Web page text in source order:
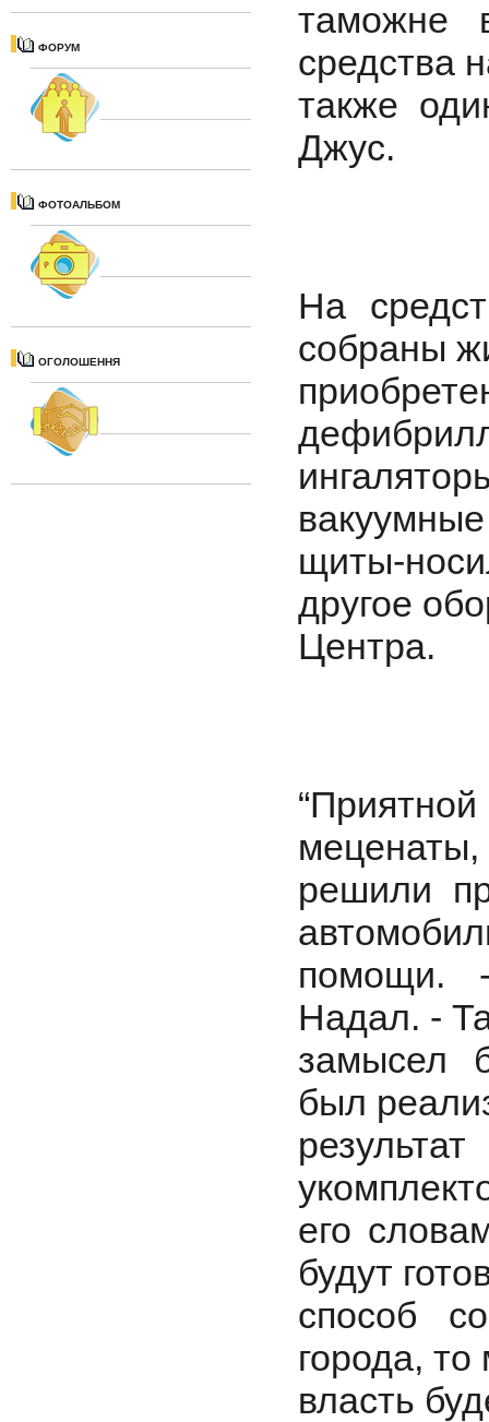
ФОРУМ
ФОТОАЛЬБОМ
ОГОЛОШЕННЯ
таможне
средства
также
Джус.
На
собраны
щиты-
другое
Центра.
меценаты,
решили
помощи.
Надал. -
замысел
был
его
будут
способ
города, то
власть